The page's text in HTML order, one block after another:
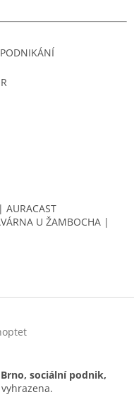
| AURACAST
U ŽAMBOCHA |
sociální podnik,